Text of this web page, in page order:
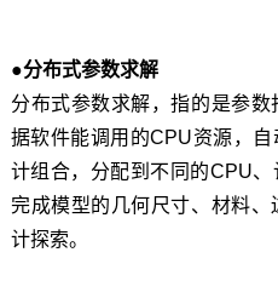
●分布式参数求解
分布式参数求解，指的是参
据软件能调用的CPU资源，
计组合，分配到不同的CPU
完成模型的几何尺寸、材料
计探索。